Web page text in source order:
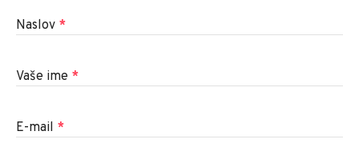
Naslov *
Vaše ime *
E-mail *